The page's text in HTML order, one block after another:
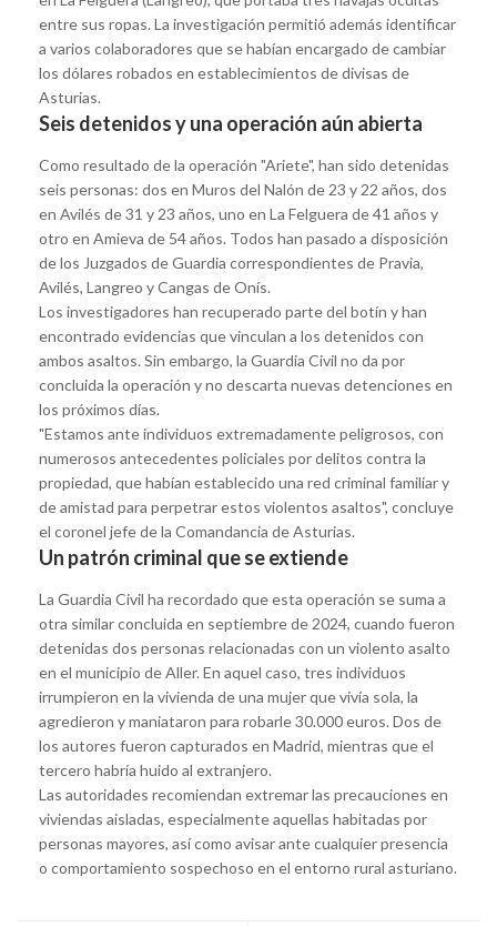
entre sus ropas. La investigación permitió además identificar
a varios colaboradores que se habían encargado de cambiar
los dólares robados en establecimientos de divisas de
Asturias.
Seis detenidos y una operación aún abierta
Como resultado de la operación "Ariete", han sido detenidas
seis personas: dos en Muros del Nalón de 23 y 22 años, dos
en Avilés de 31 y 23 años, uno en La Felguera de 41 años y
otro en Amieva de 54 años. Todos han pasado a disposición
de los Juzgados de Guardia correspondientes de Pravia,
Avilés, Langreo y Cangas de Onís.
Los investigadores han recuperado parte del botín y han
encontrado evidencias que vinculan a los detenidos con
ambos asaltos. Sin embargo, la Guardia Civil no da por
concluida la operación y no descarta nuevas detenciones en
los próximos días.
"Estamos ante individuos extremadamente peligrosos, con
numerosos antecedentes policiales por delitos contra la
propiedad, que habían establecido una red criminal familiar y
de amistad para perpetrar estos violentos asaltos", concluye
el coronel jefe de la Comandancia de Asturias.
Un patrón criminal que se extiende
La Guardia Civil ha recordado que esta operación se suma a
otra similar concluida en septiembre de 2024, cuando fueron
detenidas dos personas relacionadas con un violento asalto
en el municipio de Aller. En aquel caso, tres individuos
irrumpieron en la vivienda de una mujer que vivía sola, la
agredieron y maniataron para robarle 30.000 euros. Dos de
los autores fueron capturados en Madrid, mientras que el
tercero habría huido al extranjero.
Las autoridades recomiendan extremar las precauciones en
viviendas aisladas, especialmente aquellas habitadas por
personas mayores, así como avisar ante cualquier presencia
o comportamiento sospechoso en el entorno rural asturiano.